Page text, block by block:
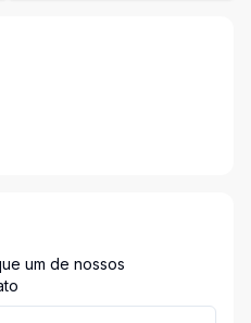
um de nossos